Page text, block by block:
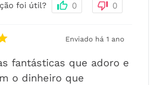
foi útil? 0 0
Enviado há 1 ano
fantásticas que adoro e
o dinheiro que